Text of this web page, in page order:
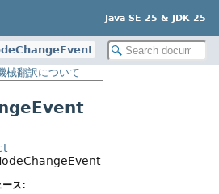
Java SE 25 & JDK 25
械翻訳について
ース: